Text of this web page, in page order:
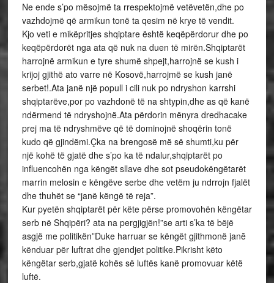
Ne ende s’po mësojmë ta rrespektojmë vetëvetën,dhe po
vazhdojmë që armikun tonë ta qesim në krye të vendit.
Kjo veti e mikëpritjes shqiptare është keqëpërdorur dhe po
keqëpërdorët nga ata që nuk na duen tē mirën.Shqiptarët
harrojnë armikun e tyre shumë shpejt,harrojnë se kush i
krijoj gjithë ato varre në Kosovë,harrojmë se kush janë
serbet!.Ata janë një popull i cili nuk po ndryshon karrshi
shqiptarëve,por po vazhdonë të na shtypin,dhe as që kanë
ndërmend të ndryshojnë.Ata përdorin mënyra dredhacake
prej ma të ndryshmëve që të dominojnë shoqërin tonë
kudo që gjindëmi.Çka na brengosë më së shumti,ku për
një kohë të gjatë dhe s’po ka të ndalur,shqiptarët po
influencohën nga këngët sllave dhe sot pseudokëngëtarët
marrin melosin e këngëve serbe dhe vetëm ju ndrrojn fjalët
dhe thuhët se “janë këngë të reja”.
Kur pyetën shqiptarët për këte përse promovohën këngëtar
serb në Shqipëri? ata na pergjigjën!”se arti s’ka të bëjë
asgjë me politikën”Duke harruar se këngët gjithmonë janē
kënduar për luftrat dhe gjendjet politike.Pikrisht këto
këngëtar serb,gjatë kohës së luftës kanë promovuar këtë
luftë.